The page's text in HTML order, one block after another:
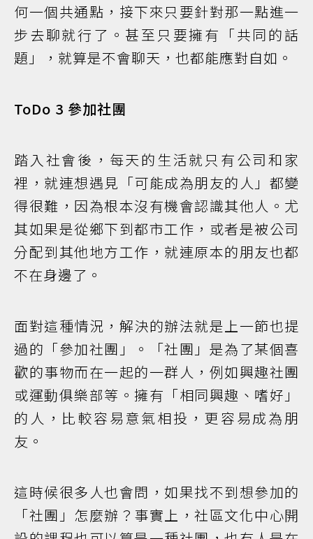
何一個共通點，接下來只要針對那一點進一
步去聊就行了。甚至只要擁有「共同的話
題」，就算是不會聊天，也都能應對自如。
ToDo 3 參加社團
踏入社會後，每天的生活就只有公司和家
裡，就連想遇見「可能成為朋友的人」都變
得很難，因為根本沒有機會認識其他人。尤
其如果是從鄉下到都市工作，或者是被公司
分配到其他地方工作，就連原本的朋友也都
不在身邊了。
面對這種情況，解決的辦法就是上一節也提
過的「參加社團」。「社團」是為了某個喜
歡的事物而在一起的一群人，例如興趣社團
或運動俱樂部等。擁有「相同興趣、嗜好」
的人，比較容易意氣相投，更容易成為朋
友。
這時候很多人也會問，如果找不到想參加的
「社團」怎麼辦？事實上，社區文化中心開